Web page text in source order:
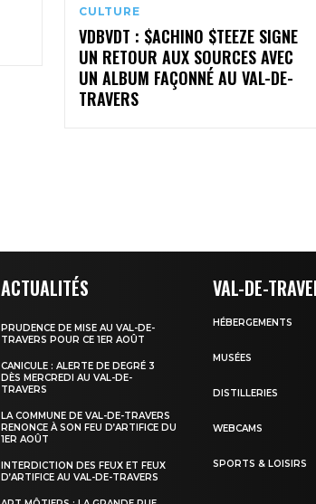
CULTURE
VDBVDT : $ACHINO $TEEZE SIGNE
UN RETOUR AUX SOURCES AVEC
UN ALBUM FAÇONNÉ AU VAL-DE-
TRAVERS
ACTUALITÉS
PRUDENCE DE MISE AU VAL-DE-
TRAVERS POUR CE 1ER AOÛT
CANICULE : ALERTE DE DEGRÉ 3
DÈS MERCREDI AU VAL-DE-
TRAVERS
LA COMMUNE DE VAL-DE-TRAVERS
RENONCE À SON FEU D’ARTIFICE DU
1ER AOÛT
INTERDICTION DES FEUX ET FEUX
D’ARTIFICE AU VAL-DE-TRAVERS
VAL-DE-
HÉBERGEMENTS
MUSÉES
DISTILLERIES
WEBCAMS
SPORTS & LOISIRS